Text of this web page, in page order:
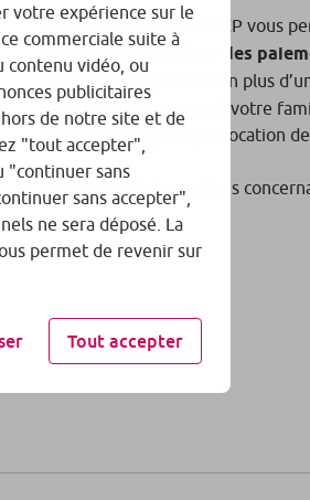
La Carte Visa Classic BCP vous
24h/24
réaliser des
Vous pouvez profitez en plus
invalidité) pour vous et votre
titres de transport (ou location
Pour plus d’informations
votre expérience sur le
commerciale suite à
contenu vidéo, ou
publicitaires
de notre site et de
"tout accepter",
"continuer sans
sans accepter",
ne sera déposé. La
permet de revenir sur
Tout accepter